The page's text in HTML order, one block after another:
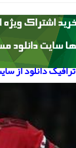
ترافیک دانلود از